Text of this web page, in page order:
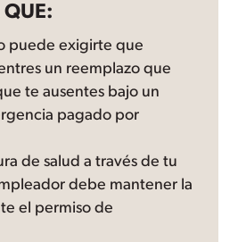
QUE:
puede exigirte que
un reemplazo que
te ausentes bajo un
pagado por
de salud a través de tu
debe mantener la
el permiso de